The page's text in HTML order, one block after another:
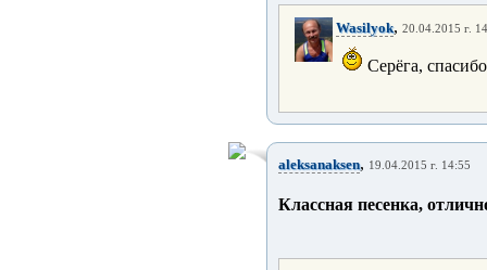
Wasilyok, 20.04.2015 г.
Серёга,
aleksanaksen, 19.04.2015 г. 14:55
Классная песенка,